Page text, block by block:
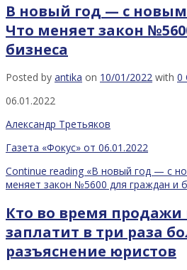
В новый год — с
Что меняет закон
бизнеса
Posted by antika on 10/01/2022 with 0
06.01.2022
Александр Третьяков
Газета «Фокус» от 06.01.2022
Continue reading «В новый год — с
меняет закон №5600 для граждан и
Кто во время продажи
заплатит в три раза
разъяснение юристов